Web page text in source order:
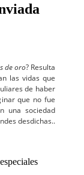
de oro? Resulta
las vidas que
de haber
que no fue
una sociedad
desdichas..